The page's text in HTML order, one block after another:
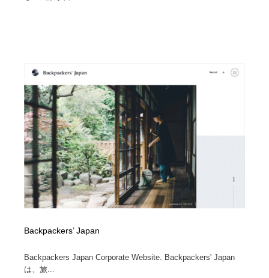
Backpackers’ Japan
Backpackers Japan Corporate Website. Backpackers' Japan
は、旅...